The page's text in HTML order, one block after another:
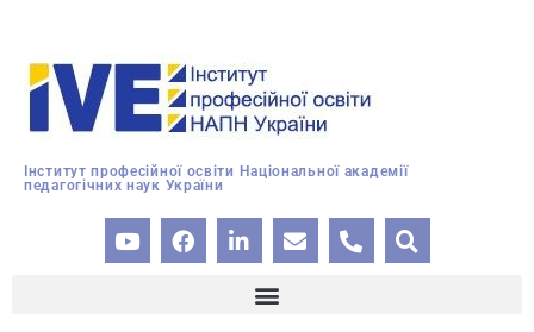
Інститут професійної освіти Національної академії
педагогічних наук України